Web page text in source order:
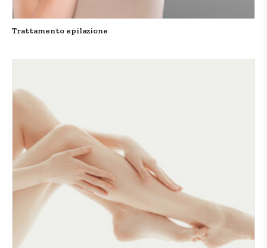
Trattamento epilazione